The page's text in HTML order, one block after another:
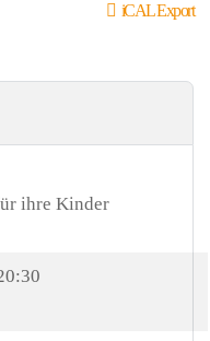
iCAL Export
ihre Kinder